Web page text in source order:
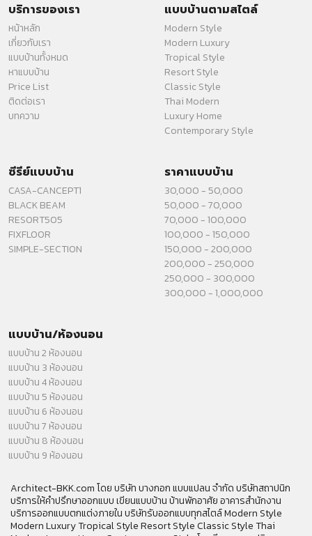
บริการของเรา
หน้าหลัก
เกี่ยวกับเรา
แบบบ้านทั้งหมด
หาแบบบ้าน
Price List
ติดต่อเรา
บทความ
แบบบ้านตามสไตล์
Modern Style
Modern Luxury
Tropical Style
Resort Style
Classic Style
Thai Modern
Luxury Home
Contemporary Style
ซีรีย์แบบบ้าน
CASA-CANCEPT1
BLACK BEAM
RESORT505
FIXFLOOR
SIMPLE-SECTION
ราคาแบบบ้าน
30,000 - 50,000
50,000 - 70,000
70,000 - 100,000
100,000 - 150,000
150,000 - 200,000
200,000 - 250,000
250,000 - 300,000
300,000 - 1,000,000
แบบบ้าน/ห้องนอน
แบบบ้าน 2 ห้องนอน
แบบบ้าน 3 ห้องนอน
แบบบ้าน 4 ห้องนอน
แบบบ้าน 5 ห้องนอน
แบบบ้าน 6 ห้องนอน
แบบบ้าน 7 ห้องนอน
แบบบ้าน 8 ห้องนอน
แบบบ้าน 9 ห้องนอน
Architect-BKK.com โดย บริษัท บางกอก แบบแปลน จำกัด บริษัทสถาปนิก
บริการให้คำปรึกษาออกแบบ เขียนแบบบ้าน บ้านพักอาศัย อาคารสำนักงาน
บริการออกแบบตกแต่งภายใน บริษัทรับออกแบบทุกสไตล์ Modern Style
Modern Luxury Tropical Style Resort Style Classic Style Thai